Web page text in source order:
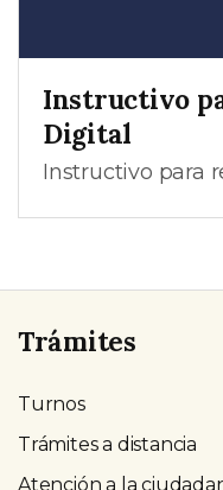
Instructivo
Digital
Instructivo para
Trámites
Turnos
Trámites a distancia
Atención a la